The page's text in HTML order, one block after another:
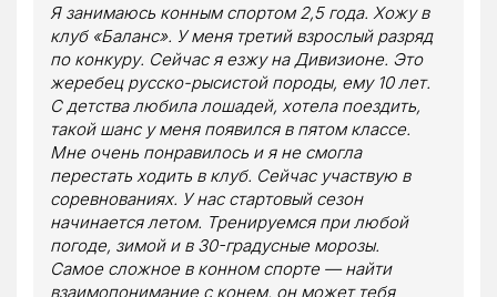
Я занимаюсь конным спортом 2,5 года. Хожу в
клуб «Баланс». У меня третий взрослый разряд
по конкуру. Сейчас я езжу на Дивизионе. Это
жеребец русско-рысистой породы, ему 10 лет.
С детства любила лошадей, хотела поездить,
такой шанс у меня появился в пятом классе.
Мне очень понравилось и я не смогла
перестать ходить в клуб. Сейчас участвую в
соревнованиях. У нас стартовый сезон
начинается летом. Тренируемся при любой
погоде, зимой и в 30-градусные морозы.
Самое сложное в конном спорте — найти
взаимопонимание с конем, он может тебя